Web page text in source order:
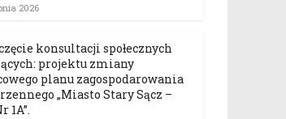
2026
konsultacji społecznych
projektu zmiany
planu zagospodarowania
„Miasto Stary Sącz –
1A”.